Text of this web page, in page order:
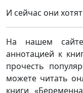
И сейчас они
На нашем
аннотацией к
прочесть
можете читать
книги